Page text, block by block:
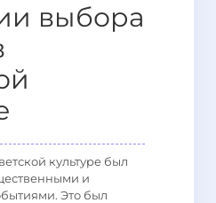
выбора
культуре был
и
Это был